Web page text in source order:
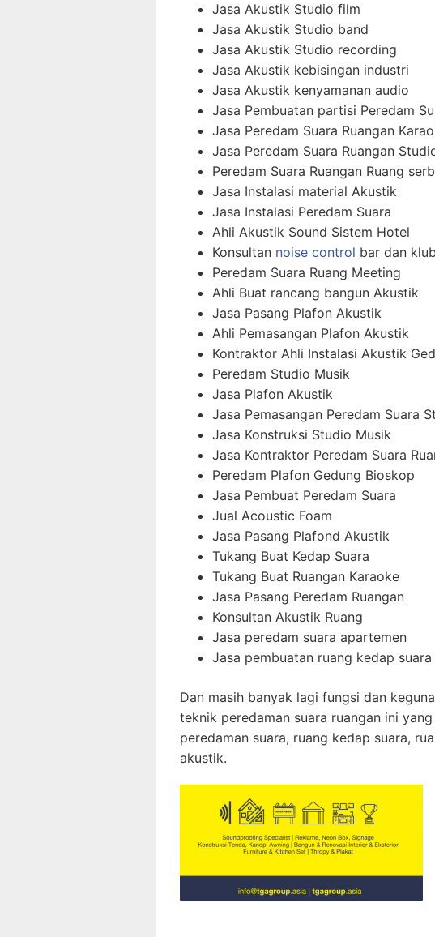
Jasa Akustik Studio film
Jasa Akustik Studio band
Jasa Akustik Studio recording
Jasa Akustik kebisingan industri
Jasa Akustik kenyamanan audio
Jasa Pembuatan partisi Peredam
Jasa Peredam Suara Ruangan
Jasa Peredam Suara Ruangan
Peredam Suara Ruangan Ruang
Jasa Instalasi material Akustik
Jasa Instalasi Peredam Suara
Ahli Akustik Sound Sistem Hotel
Konsultan noise control bar dan
Peredam Suara Ruang Meeting
Ahli Buat rancang bangun Akustik
Jasa Pasang Plafon Akustik
Ahli Pemasangan Plafon Akustik
Kontraktor Ahli Instalasi Akustik
Peredam Studio Musik
Jasa Plafon Akustik
Jasa Pemasangan Peredam Suara
Jasa Konstruksi Studio Musik
Jasa Kontraktor Peredam Suara
Peredam Plafon Gedung Bioskop
Jasa Pembuat Peredam Suara
Jual Acoustic Foam
Jasa Pasang Plafond Akustik
Tukang Buat Kedap Suara
Tukang Buat Ruangan Karaoke
Jasa Pasang Peredam Ruangan
Konsultan Akustik Ruang
Jasa peredam suara apartemen
Jasa pembuatan ruang kedap
Dan masih banyak lagi fungsi dan
teknik peredaman suara ruangan ini
peredaman suara, ruang kedap suara,
akustik.